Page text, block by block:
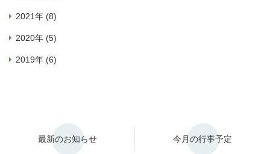
2021年 (8)
2020年 (5)
2019年 (6)
最新のお知らせ 今月の行事予定